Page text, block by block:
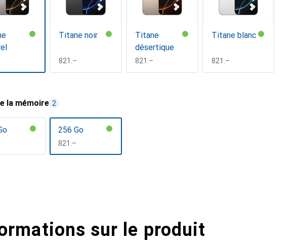
Titane noir
CHF
821.–
Titane
désertique
CHF
821.–
Titane blanc
CHF
821.–
la mémoire 2
256 Go
CHF
821.–
sur le produit